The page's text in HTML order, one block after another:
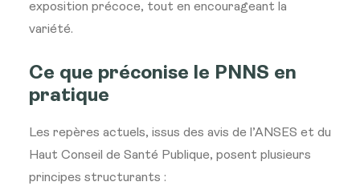
exposition précoce, tout en encourageant la
variété.
Ce que préconise le PNNS en
pratique
Les repères actuels, issus des avis de l’ANSES et du
Haut Conseil de Santé Publique, posent plusieurs
principes structurants :